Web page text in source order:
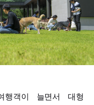
객이 늘면서 대형